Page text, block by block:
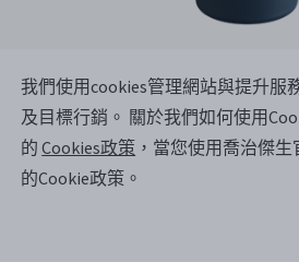
SKY 旅行杯，藍色
我們使用cookies管理網站與提升服
及目標行銷。 關於我們如何使用
的Cookies政策 ，當您使用喬治傑
的Cookie政策。